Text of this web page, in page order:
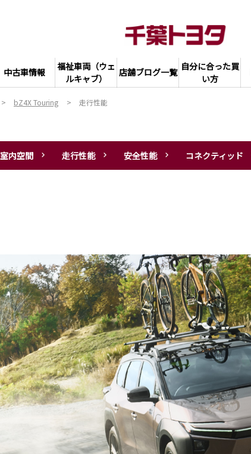
中古車情報
福祉車両（ウェ
ルキャブ）
店舗ブログ一覧 自分に合った買
い方
bZ4X Touring 走行性能
室内空間 走行性能 安全性能 コネクティッド